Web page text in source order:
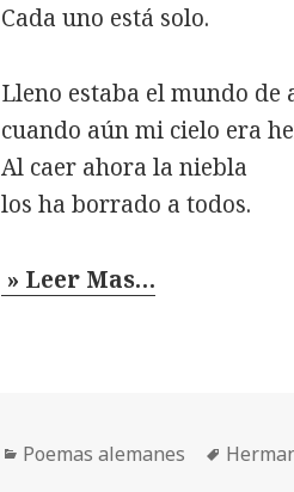
Cada uno está solo.
Lleno estaba el mundo de
cuando aún mi cielo era
Al caer ahora la niebla
los ha borrado a todos.
» Leer Mas…
Categorías
Poemas alemanes